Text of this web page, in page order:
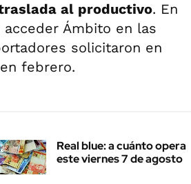
al productivo. En
Ámbito en las
solicitaron en
febrero.
Real blue: a cuánto opera
este viernes 7 de agosto